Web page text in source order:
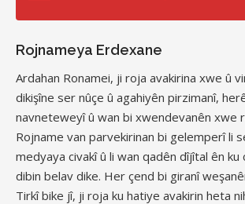
Rojnameya Erdexane
Ardahan Ronamei, ji roja avakirina xwe û
dikişîne ser nûçe û agahiyên pirzimanî,
navneteweyî û wan bi xwendevanên xwe
Rojname van parvekirinan bi gelemperî li
medyaya civakî û li wan qadên dîjîtal ên ku
dibin belav dike. Her çend bi giranî
Tirkî bike jî, ji roja ku hatiye avakirin heta